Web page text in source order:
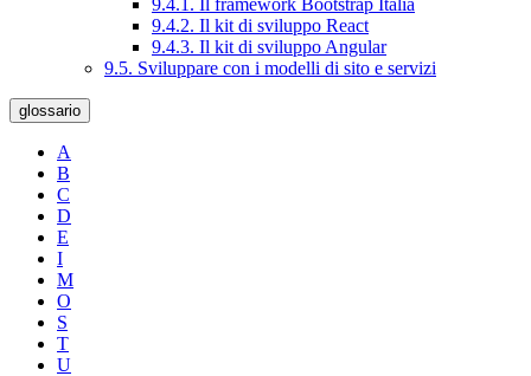
9.4.1. Il framework Bootstrap Italia
9.4.2. Il kit di sviluppo React
9.4.3. Il kit di sviluppo Angular
9.5. Sviluppare con i modelli di sito e servizi
glossario
A
B
C
D
E
I
M
O
S
T
U